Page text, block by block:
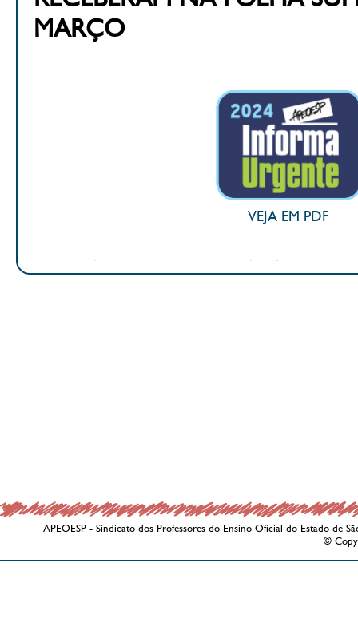
MARÇO
VEJA EM PDF
APEOESP - Sindicato dos Professores do Ensino Oficial do Estado de
©